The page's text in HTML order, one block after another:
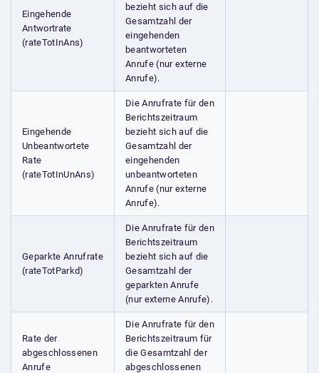
Eingehende
Antwortrate
(rateTotInAns)
bezieht sich auf die
Gesamtzahl der
eingehenden
beantworteten
Anrufe (nur externe
Anrufe).
Eingehende
Unbeantwortete
Rate
(rateTotInUnAns)
Die Anrufrate für den
Berichtszeitraum
bezieht sich auf die
Gesamtzahl der
eingehenden
unbeantworteten
Anrufe (nur externe
Anrufe).
Geparkte Anrufrate
(rateTotParkd)
Die Anrufrate für den
Berichtszeitraum
bezieht sich auf die
Gesamtzahl der
geparkten Anrufe
(nur externe Anrufe).
Rate der
abgeschlossenen
Anrufe
Die Anrufrate für den
Berichtszeitraum für
die Gesamtzahl der
abgeschlossenen